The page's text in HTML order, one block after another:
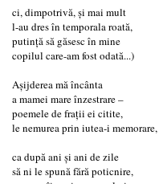
ci, dimpotrivă, și mai mult
l-au dres în temporala roată,
putință să găsesc în mine
copilul care-am fost odată...)
Așijderea mă încânta
a mamei mare înzestrare –
poemele de frații ei citite,
le nemurea prin iutea-i memorare,
ca după ani și ani de zile
să ni le spună fără poticnire,